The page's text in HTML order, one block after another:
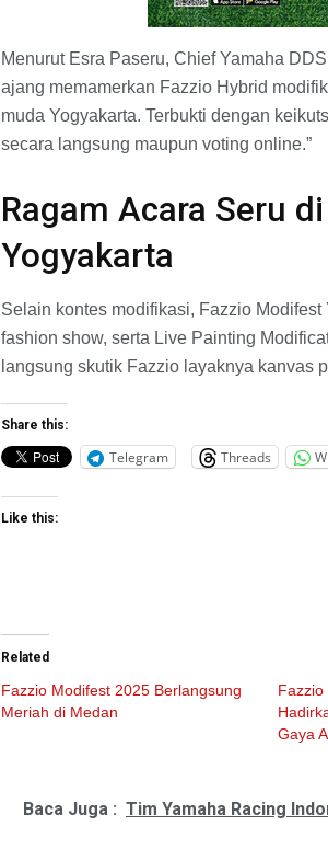
Menurut Esra Paseru, Chief Yamaha
ajang memamerkan Fazzio Hybrid
muda Yogyakarta. Terbukti dengan
secara langsung maupun voting online.”
Ragam Acara Seru
Yogyakarta
Selain kontes modifikasi, Fazzio
fashion show, serta Live Painting
langsung skutik Fazzio layaknya kanvas
Share this:
Telegram Threads
Like this:
Related
Fazzio Modifest 2025 Berlangsung
Meriah di Medan
Gaya
Baca Juga : Tim Yamaha Racing